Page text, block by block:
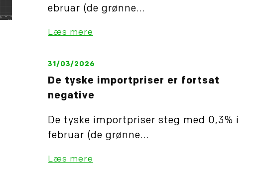
ebruar (de grønne...
Læs mere
31/03/2026
De tyske importpriser er fortsat
negative
De tyske importpriser steg med 0,3% i
februar (de grønne...
Læs mere